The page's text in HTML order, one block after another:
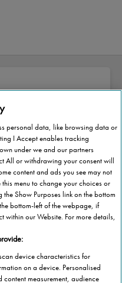
de Joseph
esforço e
das melhores
da mobilidade
de
para
personal data, like browsing data or
I Accept enables tracking
under we and our partners
All or withdrawing your consent will
content and ads you see may not
menu to change your choices or
Show Purposes link on the bottom
bottom-left of the webpage, if
within our Website. For more details,
device characteristics for
on a device. Personalised
measurement, audience